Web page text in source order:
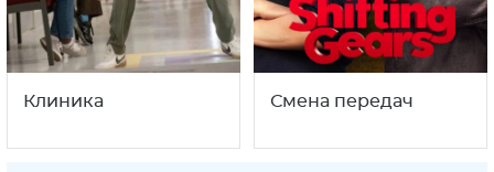
Клиника Смена передач